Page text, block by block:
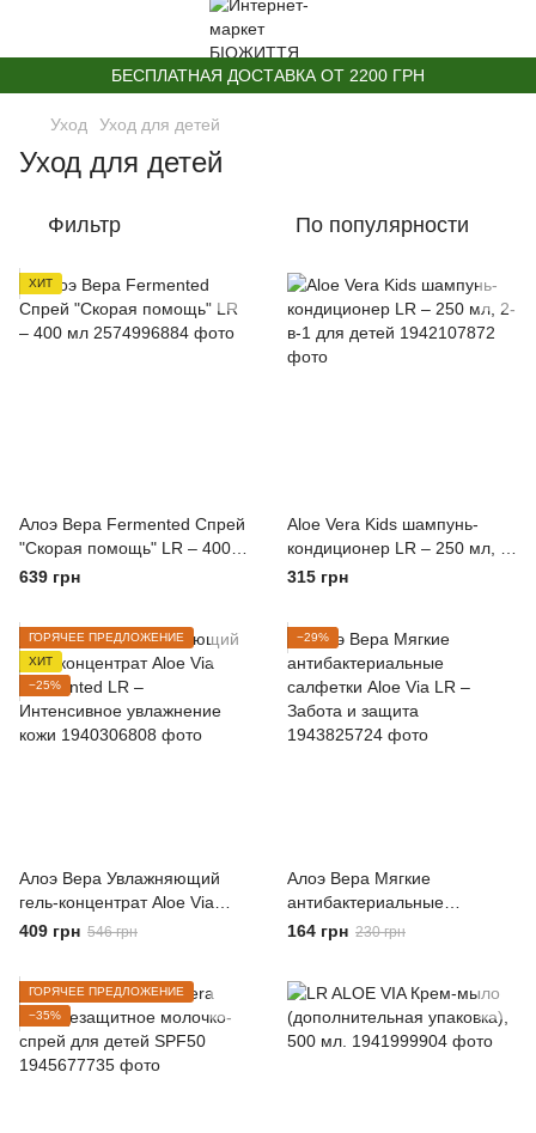
БЕСПЛАТНАЯ ДОСТАВКА ОТ 2200 ГРН
Уход Уход для детей
Уход для детей
Фильтр По популярности
ХИТ
Алоэ Вера Fermented Спрей
"Скорая помощь" LR – 400
мл
639 грн
Aloe Vera Kids шампунь-
кондиционер LR – 250 мл, 2-
в-1 для детей
315 грн
ГОРЯЧЕЕ ПРЕДЛОЖЕНИЕ
ХИТ
−25%
Алоэ Вера Увлажняющий
гель-концентрат Aloe Via
Fermented LR –
кожи
409 грн 546 грн
−29%
Алоэ Вера Мягкие
антибактериальные
салфетки Aloe Via LR –
164 грн 230 грн
ГОРЯЧЕЕ ПРЕДЛОЖЕНИЕ
−35%